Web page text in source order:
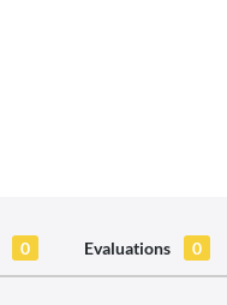
0 Evaluations 0